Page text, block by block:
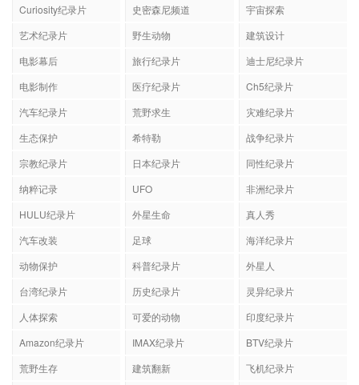
Curiosity纪录片
史密森尼频道
宇宙探索
艺术纪录片
野生动物
建筑设计
电影幕后
旅行纪录片
迪士尼纪录片
电影制作
医疗纪录片
Ch5纪录片
汽车纪录片
荒野求生
灾难纪录片
生态保护
希特勒
战争纪录片
宗教纪录片
日本纪录片
同性纪录片
纳粹记录
UFO
非洲纪录片
HULU纪录片
外星生命
真人秀
汽车改装
足球
海洋纪录片
动物保护
科普纪录片
外星人
台湾纪录片
历史纪录片
灵异纪录片
人体探索
可爱的动物
印度纪录片
Amazon纪录片
IMAX纪录片
BTV纪录片
荒野生存
建筑翻新
飞机纪录片